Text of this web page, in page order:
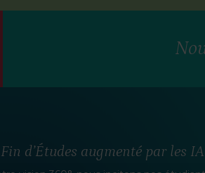
d’Études augmenté par les